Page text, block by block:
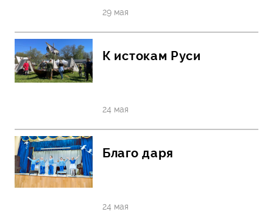
29 мая
К истокам Руси
24 мая
Благо даря
24 мая